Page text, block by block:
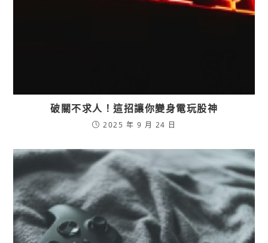
破關不求人！這招讓你變身電玩股神
2025 年 9 月 24 日